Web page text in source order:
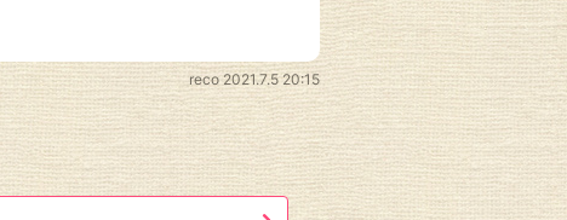
reco 2021.7.5 20:15